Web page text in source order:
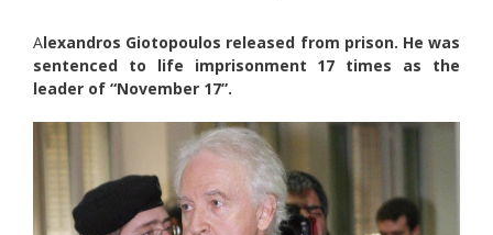
Alexandros Giotopoulos released from prison. He was
sentenced to life imprisonment 17 times as the
leader of “November 17”.